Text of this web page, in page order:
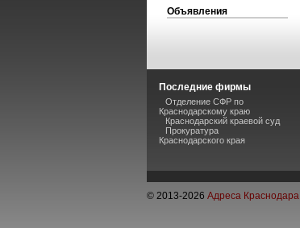
Объявления
Последние фирмы
Отделение СФР по
Краснодарскому краю
Краснодарский краевой суд
Прокуратура
Краснодарского края
© 2013-2026 Адреса Краснодара